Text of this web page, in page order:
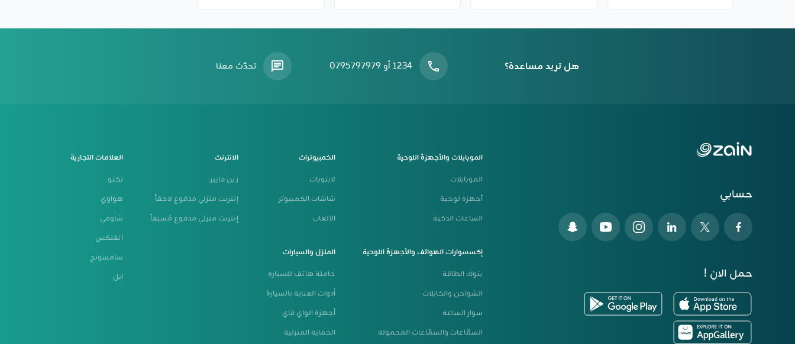
هل تريد مساعدة؟ 1234 أو 0795797979 تحدّث معنا
حسابي
حمل الان !
الموبايلات والأجهزة اللوحية
الموبايلات
أجهزة لوحية
الساعات الذكية
الكمبيوترات
لابتوبات
شاشات الكمبيوتر
الالعاب
الانترنت
زين فايبر
إنترنت منزلي مدفوع لاحقاً
إنترنت منزلي مدفوع مُسبقاً
العلامات التجارية
تكنو
هواوي
شاومي
انفنكس
سامسونج
ابل
إكسسوارات الهواتف والأجهزة اللوحية
بنوك الطاقة
الشواحن والكابلات
سوار الساعة
السمّاعات والسمّاعات المحمولة
المنزل والسيارات
حاملة هاتف للسياره
أدوات العناية بالسيارة
أجهزة الواي فاي
الحماية المنزلية